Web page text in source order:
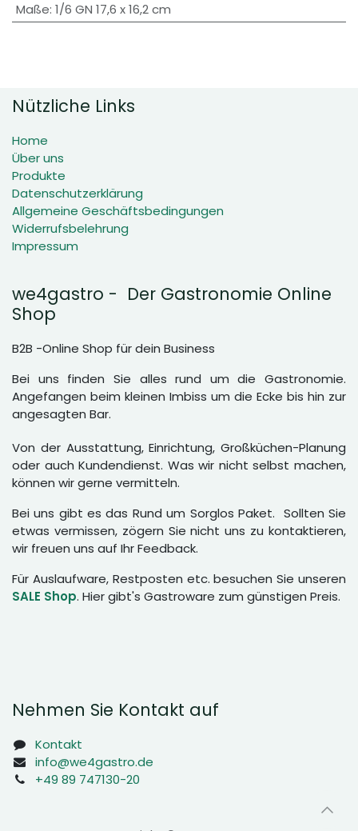
Maße: 1/6 GN 17,6 x 16,2 cm
Nützliche Links
Home
Über uns
Produkte
Datenschutzerklärung
Allgemeine Geschäftsbedingungen
Widerrufsbelehrung
Impressum
we4gastro - Der Gastronomie Online
Shop
B2B -Online Shop für dein Business
Bei uns finden Sie alles rund um die Gastronomie.
Angefangen beim kleinen Imbiss um die Ecke bis hin zur
angesagten Bar.
Von der Ausstattung, Einrichtung, Großküchen-Planung
oder auch Kundendienst. Was wir nicht selbst machen,
können wir gerne vermitteln.
Bei uns gibt es das Rund um Sorglos Paket. Sollten Sie
etwas vermissen, zögern Sie nicht uns zu kontaktieren,
wir freuen uns auf Ihr Feedback.
Für Auslaufware, Restposten etc. besuchen Sie unseren
SALE Shop. Hier gibt's Gastroware zum günstigen Preis.
Nehmen Sie Kontakt auf
Kontakt
info@we4gastro.de
+49 89 747130-20